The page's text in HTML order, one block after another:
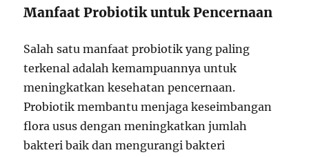
Manfaat Probiotik untuk Pencernaan
Salah satu manfaat probiotik yang paling
terkenal adalah kemampuannya untuk
meningkatkan kesehatan pencernaan.
Probiotik membantu menjaga keseimbangan
flora usus dengan meningkatkan jumlah
bakteri baik dan mengurangi bakteri